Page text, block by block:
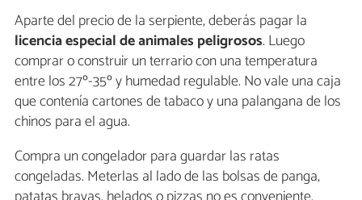
Aparte del precio de la serpiente, deberás pagar la
licencia especial de animales peligrosos. Luego
comprar o construir un terrario con una temperatura
entre los 27º-35º y humedad regulable. No vale una caja
que contenía cartones de tabaco y una palangana de los
chinos para el agua.
Compra un congelador para guardar las ratas
congeladas. Meterlas al lado de las bolsas de panga,